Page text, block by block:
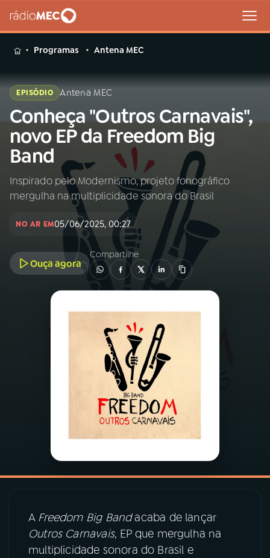
MENU
Buscar
na
Rádio
MEC
Buscar
Início AO VIVO
INÍCIO
A RÁDIO
PROGRAMAÇÃO
VIDEOCASTS
ÚLTIMAS
ACOMPANHE A RÁDIO MEC
Programas Antena MEC
EPISÓDIO Antena MEC
Conheça "Outros Carnavais",
novo EP da Freedom Big
Band
Inspirado pelo Modernismo, projeto fonográfico
mergulha na multiplicidade sonora do Brasil
NO AR EM05/06/2025, 00:27
Ouça agora
Compartilhe
A Freedom Big Bandacaba de lançar
Outros Carnavais, EP que mergulha na
multiplicidade sonora do Brasil e